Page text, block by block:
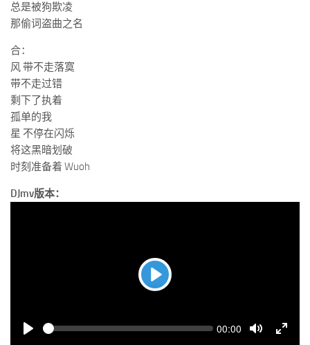
总是被狗欺凌
那偷词盗曲之名
合：
风 带不走落寞
带不走过错
剩下了执着
孤单的我
星 不停在闪烁
将这黑暗划破
时刻准备着 Wuoh
DJmv版本：
Play
Seek Current
time
00:00